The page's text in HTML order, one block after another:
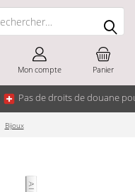
Pas de droits de douane
Panier
Mon compte
Bijoux